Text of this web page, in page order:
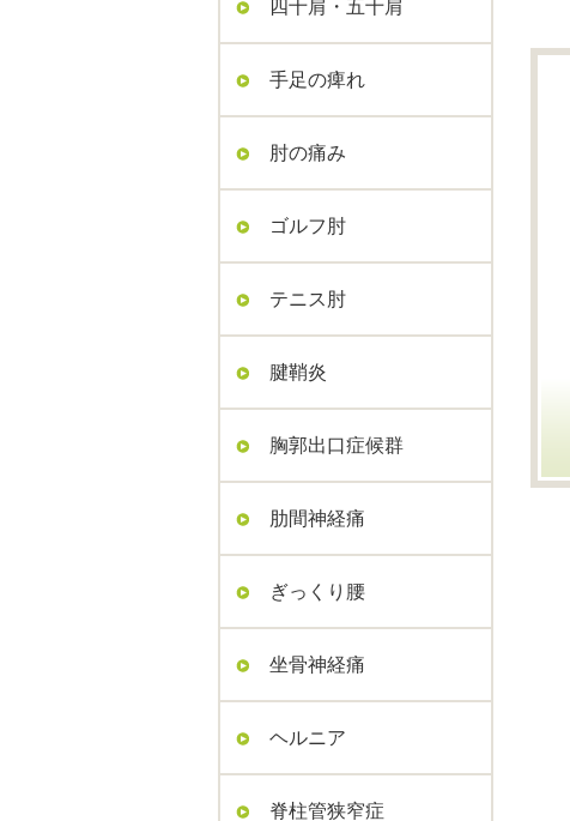
四十肩・五十肩
手足の痺れ
肘の痛み
ゴルフ肘
テニス肘
腱鞘炎
胸郭出口症候群
肋間神経痛
ぎっくり腰
坐骨神経痛
ヘルニア
脊柱管狭窄症